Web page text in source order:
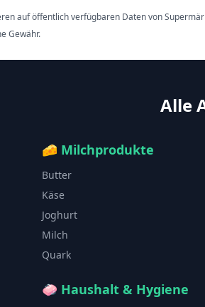
auf öffentlich verfügbaren Daten von
Gewähr.
Alle
🧀 Milchprodukte
Butter
Käse
Joghurt
Milch
Quark
🧼 Haushalt & Hygiene